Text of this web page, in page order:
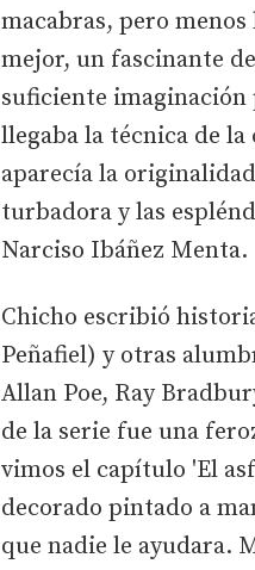
macabras, pero
mejor, un fascinante
suficiente imaginación
llegaba la técnica de
aparecía la
turbadora y las
Narciso Ibáñez Menta.
Chicho escribió
Peñafiel) y otras
Allan Poe, Ray
de la serie fue una
vimos el capítulo 'El
decorado pintado a
que nadie le ayudara.